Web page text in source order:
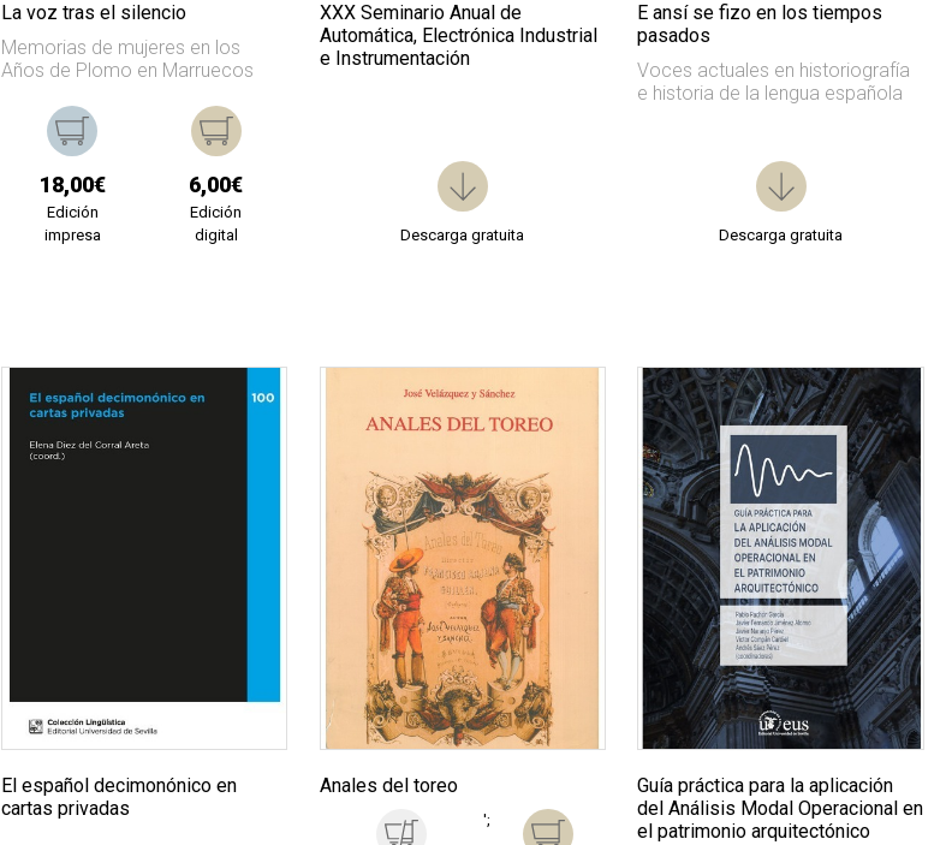
La voz tras el silencio
Memorias de mujeres en los
Años de Plomo en Marruecos
18,00€
Edición
impresa
6,00€
Edición
digital
XXX Seminario Anual de
Automática, Electrónica Industrial
e Instrumentación
Descarga gratuita
E ansí se fizo en los tiempos
pasados
Voces actuales en historiografía
e historia de la lengua española
Descarga gratuita
El español decimonónico en
cartas privadas
Anales del toreo
';
Guía práctica para la aplicación
del Análisis Modal Operacional en
el patrimonio arquitectónico